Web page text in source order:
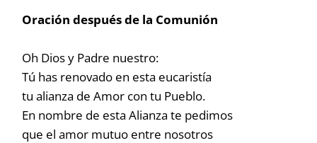
Oración después de la Comunión
Oh Dios y Padre nuestro:
Tú has renovado en esta eucaristía
tu alianza de Amor con tu Pueblo.
En nombre de esta Alianza te pedimos
que el amor mutuo entre nosotros